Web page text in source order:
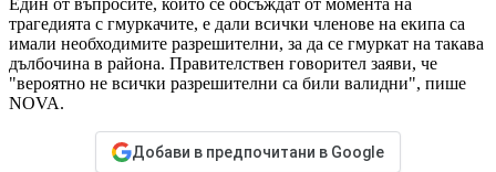
Един от въпросите, които се обсъждат от момента на
трагедията с гмуркачите, е дали всички членове на екипа са
имали необходимите разрешителни, за да се гмуркат на такава
дълбочина в района. Правителствен говорител заяви, че
"вероятно не всички разрешителни са били валидни", пише
NOVA.
Добави в предпочитани в Google